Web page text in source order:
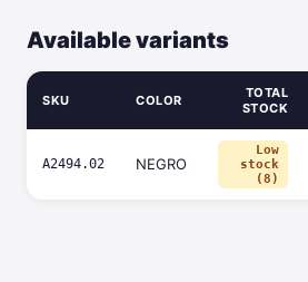
Available variants
SKU COLOR
TOTAL
STOCK
A2494.02 NEGRO
Low
stock
(8)